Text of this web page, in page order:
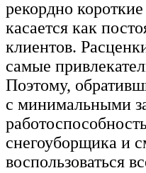
рекордно
касается как
клиентов.
самые
Поэтому,
с минимальными
снегоуборщика и
воспользоваться